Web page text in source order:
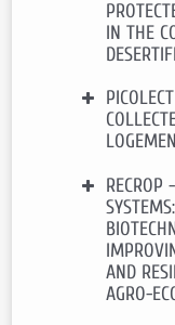
IN THE
RECROP
AND
AGRO-